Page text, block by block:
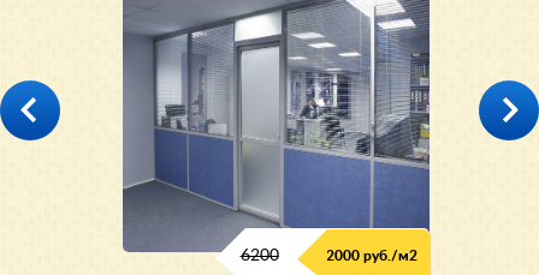
6200 2000 руб./м2